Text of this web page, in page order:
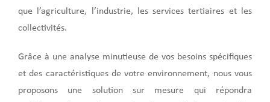
que l’agriculture, l’industrie, les services tertiaires et les
collectivités.
Grâce à une analyse minutieuse de vos besoins spécifiques
et des caractéristiques de votre environnement, nous vous
proposons une solution sur mesure qui répondra